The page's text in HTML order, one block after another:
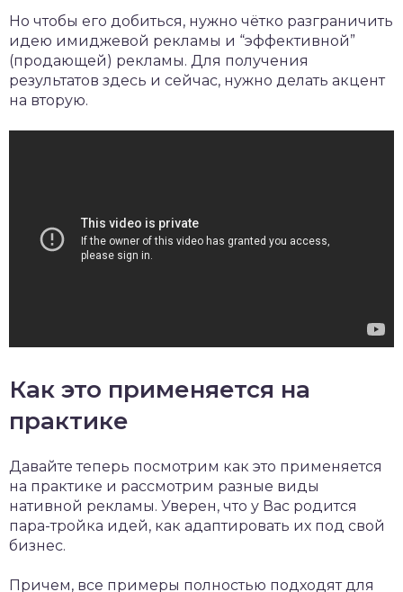
Но чтобы его добиться, нужно чётко разграничить
идею имиджевой рекламы и “эффективной”
(продающей) рекламы. Для получения
результатов здесь и сейчас, нужно делать акцент
на вторую.
Как это применяется на
практике
Давайте теперь посмотрим как это применяется
на практике и рассмотрим разные виды
нативной рекламы. Уверен, что у Вас родится
пара-тройка идей, как адаптировать их под свой
бизнес.
Причем, все примеры полностью подходят для